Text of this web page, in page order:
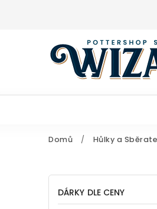
Domů / Hůlky a
DÁRKY DLE CENY